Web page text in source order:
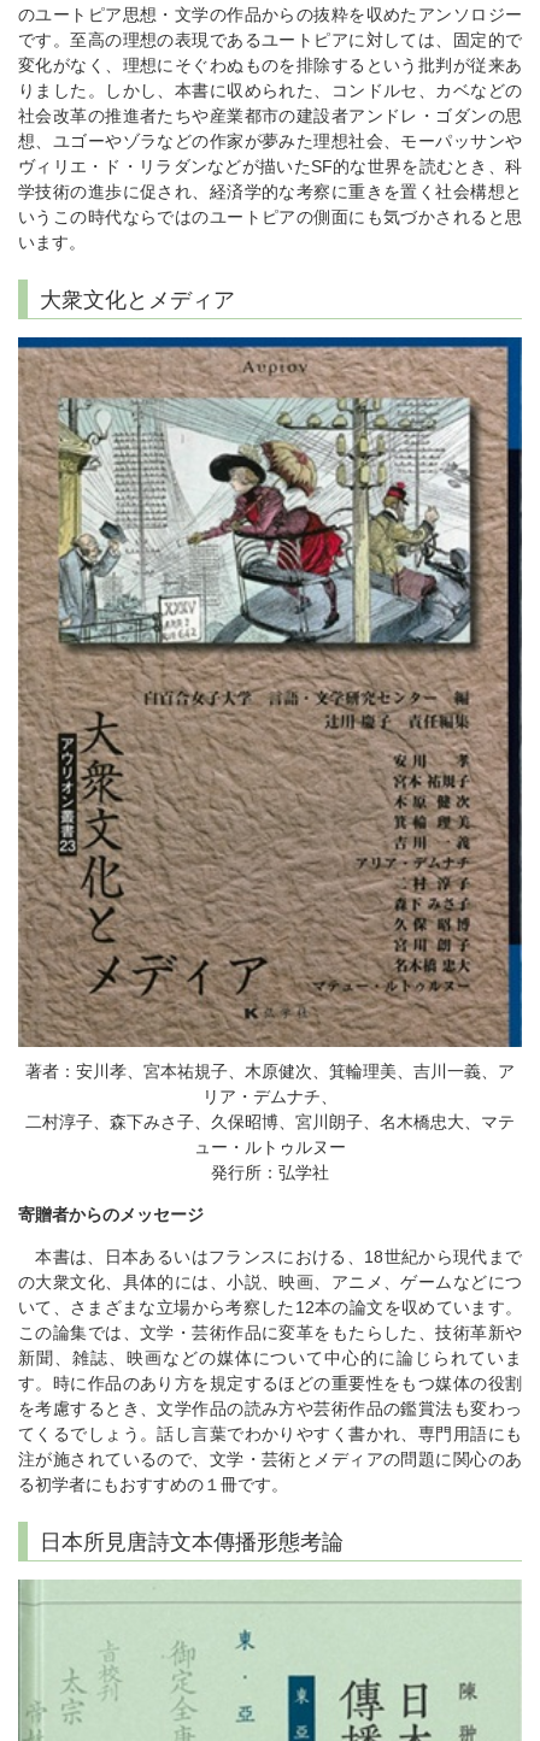
のユートピア思想・文学の作品からの抜粋を収めたアンソロジー
です。至高の理想の表現であるユートピアに対しては、固定的で
変化がなく、理想にそぐわぬものを排除するという批判が従来あ
りました。しかし、本書に収められた、コンドルセ、カベなどの
社会改革の推進者たちや産業都市の建設者アンドレ・ゴダンの思
想、ユゴーやゾラなどの作家が夢みた理想社会、モーパッサンや
ヴィリエ・ド・リラダンなどが描いたSF的な世界を読むとき、科
学技術の進歩に促され、経済学的な考察に重きを置く社会構想と
いうこの時代ならではのユートピアの側面にも気づかされると思
います。
大衆文化とメディア
著者：安川孝、宮本祐規子、木原健次、箕輪理美、吉川一義、ア
リア・デムナチ、
二村淳子、森下みさ子、久保昭博、宮川朗子、名木橋忠大、マテ
ュー・ルトゥルヌー
発行所：弘学社
寄贈者からのメッセージ
本書は、日本あるいはフランスにおける、18世紀から現代まで
の大衆文化、具体的には、小説、映画、アニメ、ゲームなどにつ
いて、さまざまな立場から考察した12本の論文を収めています。
この論集では、文学・芸術作品に変革をもたらした、技術革新や
新聞、雑誌、映画などの媒体について中心的に論じられていま
す。時に作品のあり方を規定するほどの重要性をもつ媒体の役割
を考慮するとき、文学作品の読み方や芸術作品の鑑賞法も変わっ
てくるでしょう。話し言葉でわかりやすく書かれ、専門用語にも
注が施されているので、文学・芸術とメディアの問題に関心のあ
る初学者にもおすすめの１冊です。
日本所見唐詩文本傳播形態考論